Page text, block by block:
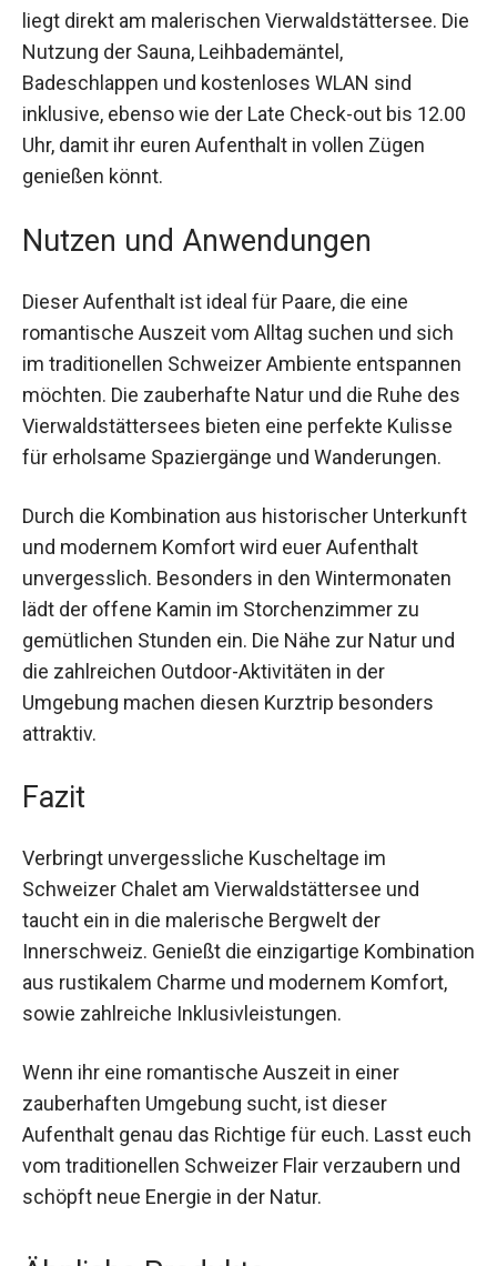
modernsten Komfort mit traditionellem Flair und
liegt direkt am malerischen Vierwaldstättersee.
Die Nutzung der Sauna, Leihbademäntel,
Badeschlappen und kostenloses WLAN sind
inklusive, ebenso wie der Late Check-out bis
12.00 Uhr, damit ihr euren Aufenthalt in vollen
Nutzen und Anwendungen
Dieser Aufenthalt ist ideal für Paare, die eine
romantische Auszeit vom Alltag suchen und sich
im traditionellen Schweizer Ambiente
entspannen möchten. Die zauberhafte Natur und
die Ruhe des Vierwaldstättersees bieten eine
perfekte Kulisse für erholsame Spaziergänge
und Wanderungen.
Durch die Kombination aus historischer
Unterkunft und modernem Komfort wird euer
Aufenthalt unvergesslich. Besonders in den
Wintermonaten lädt der offene Kamin im
Storchenzimmer zu gemütlichen Stunden ein.
Die Nähe zur Natur und die zahlreichen Outdoor-
Kurztrip besonders attraktiv.
Fazit
Verbringt unvergessliche Kuscheltage im
Schweizer Chalet am Vierwaldstättersee und
taucht ein in die malerische Bergwelt der
Innerschweiz. Genießt die einzigartige
modernem Komfort, sowie zahlreiche
Inklusivleistungen.
Wenn ihr eine romantische Auszeit in einer
zauberhaften Umgebung sucht, ist dieser